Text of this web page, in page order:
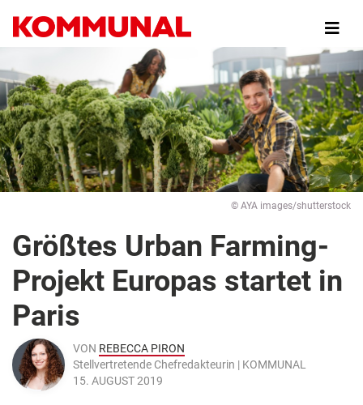
zum
Inhalt
© AYA images/shutterstock
Größtes Urban Farming-
Projekt Europas startet in
Paris
VON REBECCA PIRON
Stellvertretende Chefredakteurin | KOMMUNAL
15. AUGUST 2019